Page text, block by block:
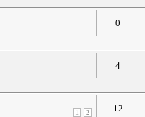
0
4
1 2 12